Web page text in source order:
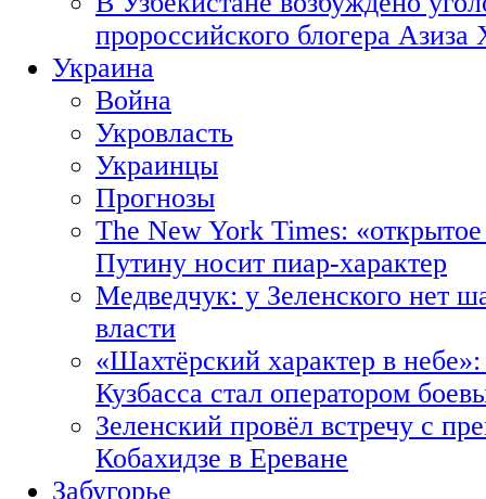
пророссийского блогера Азиза
Украина
Война
Укровласть
Украинцы
Прогнозы
The New York Times:
Путину носит пиар-характер
Медведчук: у Зеленского нет
власти
«Шахтёрский характер в
Кузбасса стал оператором
Зеленский провёл встречу с
Кобахидзе в Ереване
Забугорье